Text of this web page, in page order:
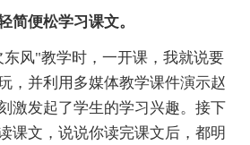
便松学习课文。
风"教学时，一开课，我就说要
，并利用多媒体教学课件演示赵
激发起了学生的学习兴趣。接下
课文，说说你读完课文后，都明